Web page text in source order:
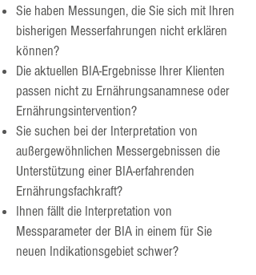
Sie haben Messungen, die Sie sich mit Ihren
bisherigen Messerfahrungen nicht erklären
können?
Die aktuellen BIA-Ergebnisse Ihrer Klienten
passen nicht zu Ernährungsanamnese oder
Ernährungsintervention?
Sie suchen bei der Interpretation von
außergewöhnlichen Messergebnissen die
Unterstützung einer BIA-erfahrenden
Ernährungsfachkraft?
Ihnen fällt die Interpretation von
Messparameter der BIA in einem für Sie
neuen Indikationsgebiet schwer?